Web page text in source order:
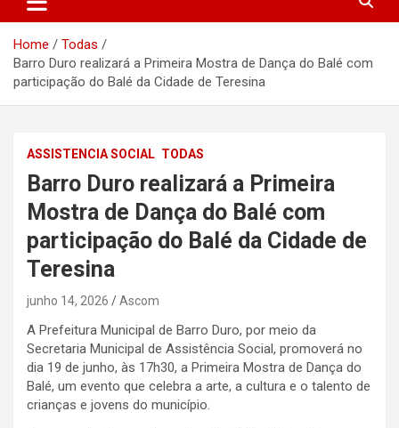
Home
Todas
Barro Duro realizará a Primeira Mostra de Dança do Balé com
participação do Balé da Cidade de Teresina
ASSISTENCIA SOCIAL TODAS
Barro Duro realizará a Primeira
Mostra de Dança do Balé com
participação do Balé da Cidade de
Teresina
junho 14, 2026 Ascom
A Prefeitura Municipal de Barro Duro, por meio da
Secretaria Municipal de Assistência Social, promoverá no
dia 19 de junho, às 17h30, a Primeira Mostra de Dança do
Balé, um evento que celebra a arte, a cultura e o talento de
crianças e jovens do município.